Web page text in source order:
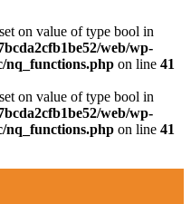
on value of type bool in
web/wp-
nq_functions.php on line 41
on value of type bool in
web/wp-
nq_functions.php on line 41